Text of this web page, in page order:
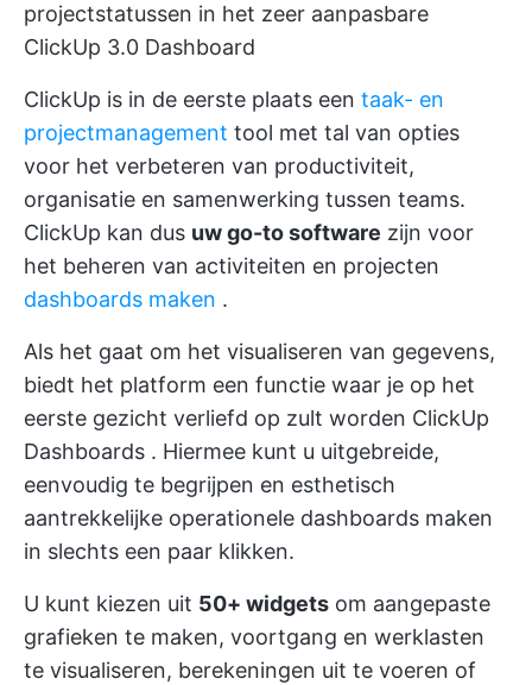
projectstatussen in het zeer aanpasbare
ClickUp 3.0 Dashboard
ClickUp is in de eerste plaats een taak- en
projectmanagement tool met tal van opties
voor het verbeteren van productiviteit,
organisatie en samenwerking tussen teams.
ClickUp kan dus uw go-to software zijn voor
het beheren van activiteiten en projecten
dashboards maken .
Als het gaat om het visualiseren van gegevens,
biedt het platform een functie waar je op het
eerste gezicht verliefd op zult worden ClickUp
Dashboards . Hiermee kunt u uitgebreide,
eenvoudig te begrijpen en esthetisch
aantrekkelijke operationele dashboards maken
in slechts een paar klikken.
U kunt kiezen uit 50+ widgets om aangepaste
grafieken te maken, voortgang en werklasten
te visualiseren, berekeningen uit te voeren of